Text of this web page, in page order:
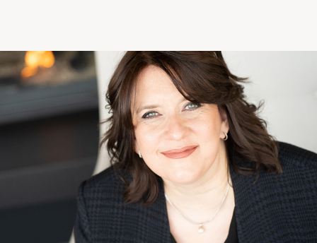
Comprendre les coûts
Les 6 étapes de décision
Votre arrivée en résidence
Témoignages
Ce qui est inclus
Votre appartement
Aires communes
Activités
Commerces intégrés